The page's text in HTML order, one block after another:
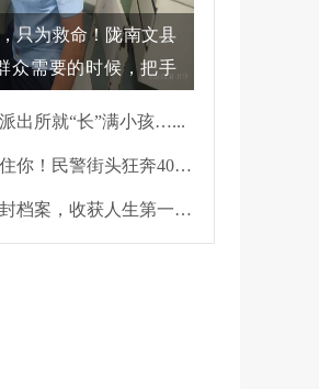
只为救命！陇南文县
众需要的时候，把手
出所就“长”满小孩…...
鞋跑掉了也要抓住你！民警街头狂奔400米擒贼
她翻遍30年前尘封档案，收获人生第一面锦旗